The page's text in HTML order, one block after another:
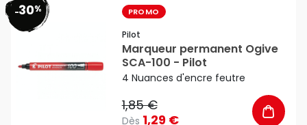
-30% PROMO
Pilot
Marqueur permanent Ogive
SCA-100 - Pilot
4 Nuances d'encre feutre
1,85 €
Dès 1,29 €